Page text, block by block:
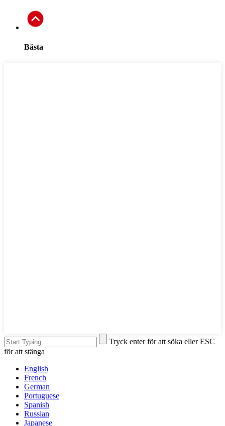
Bästa
Tryck enter för att söka eller ESC
för att stänga
English
French
German
Portuguese
Spanish
Russian
Japanese